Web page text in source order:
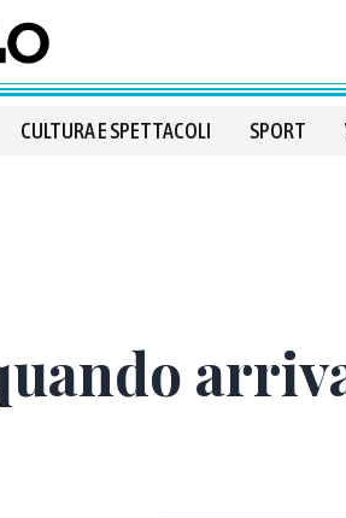
CULTURA E SPETTACOLI SPORT